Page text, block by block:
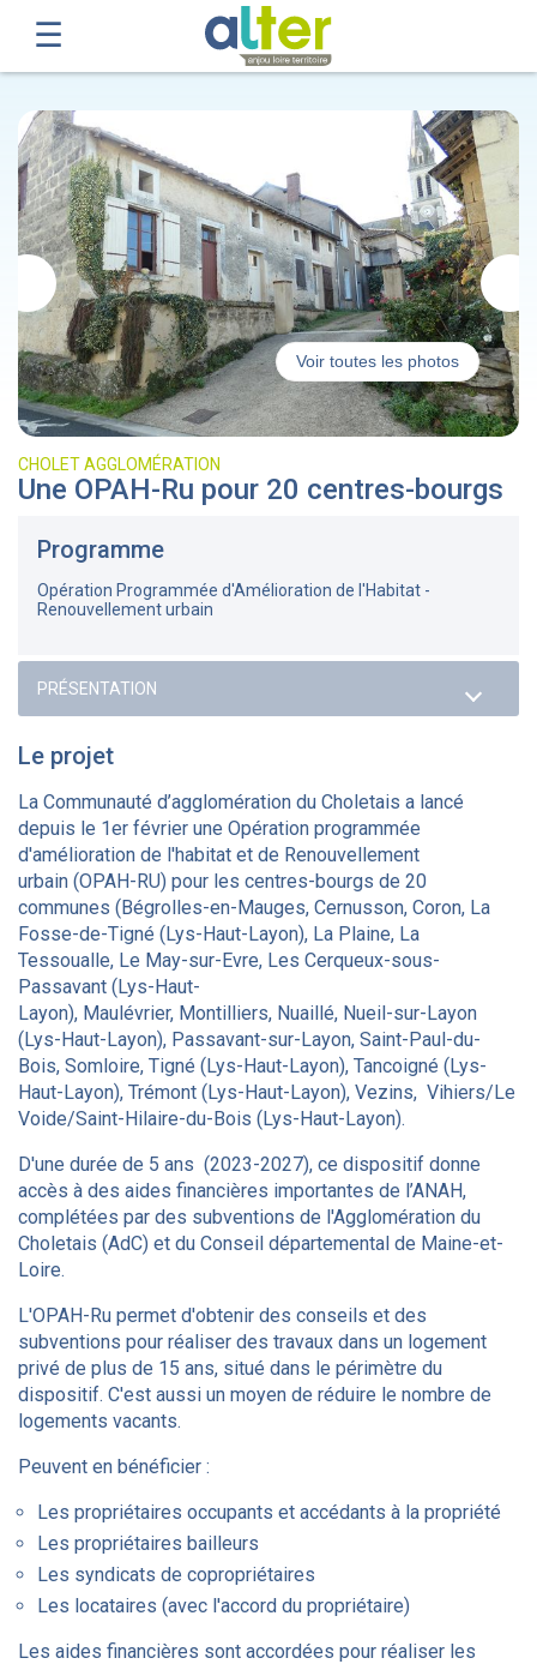
Voir toutes les photos
CHOLET AGGLOMÉRATION
Une OPAH-Ru pour 20 centres-bourgs
Programme
Opération Programmée d'Amélioration de l'Habitat -
Renouvellement urbain
Le projet
La Communauté d’agglomération du Choletais a lancé
depuis le 1er février une Opération programmée
d'amélioration de l'habitat et de Renouvellement
urbain (OPAH-RU) pour les centres-bourgs de 20
communes (Bégrolles-en-Mauges, Cernusson, Coron, La
Fosse-de-Tigné (Lys-Haut-Layon), La Plaine, La
Tessoualle, Le May-sur-Evre, Les Cerqueux-sous-
Passavant (Lys-Haut-
Layon), Maulévrier, Montilliers, Nuaillé, Nueil-sur-Layon
(Lys-Haut-Layon), Passavant-sur-Layon, Saint-Paul-du-
Bois, Somloire, Tigné (Lys-Haut-Layon), Tancoigné (Lys-
Haut-Layon), Trémont (Lys-Haut-Layon), Vezins, Vihiers/Le
Voide/Saint-Hilaire-du-Bois (Lys-Haut-Layon).
D'une durée de 5 ans (2023-2027), ce dispositif donne
accès à des aides financières importantes de l’ANAH,
complétées par des subventions de l'Agglomération du
Choletais (AdC) et du Conseil départemental de Maine-et-
Loire.
L'OPAH-Ru permet d'obtenir des conseils et des
subventions pour réaliser des travaux dans un logement
privé de plus de 15 ans, situé dans le périmètre du
dispositif. C'est aussi un moyen de réduire le nombre de
logements vacants.
Peuvent en bénéficier :
Les propriétaires occupants et accédants à la propriété
Les propriétaires bailleurs
Les syndicats de copropriétaires
Les locataires (avec l'accord du propriétaire)
Les aides financières sont accordées pour réaliser les